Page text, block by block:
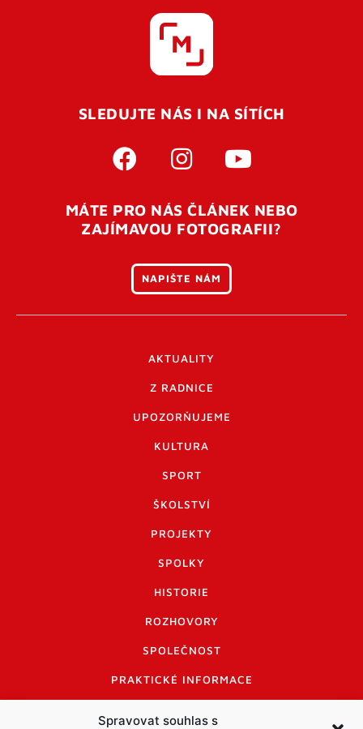
Spravovat souhlas s
SLEDUJTE NÁS I NA SÍTÍCH
MÁTE PRO NÁS ČLÁNEK NEBO
ZAJÍMAVOU FOTOGRAFII?
NAPIŠTE NÁM
AKTUALITY
Z RADNICE
UPOZORŇUJEME
KULTURA
SPORT
ŠKOLSTVÍ
PROJEKTY
SPOLKY
HISTORIE
ROZHOVORY
SPOLEČNOST
PRAKTICKÉ INFORMACE